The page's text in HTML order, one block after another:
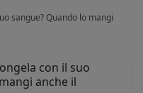
sangue? Quando lo mangi
con il suo
anche il